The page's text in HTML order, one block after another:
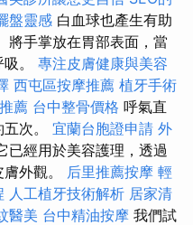
盤靈感 白血球也產生有助
將手掌放在胃部表面，當
。 專注皮膚健康與美容
西屯區按摩推薦 植牙手術
薦 台中整骨價格 呼氣直
次。 宜蘭台胞證申請 外
已經用於美容護理，透過
外觀。 后里推薦按摩 輕
人工植牙技術解析 居家清
醫美 台中精油按摩 我們試